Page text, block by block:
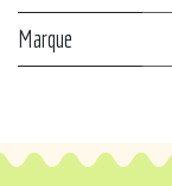
Marque